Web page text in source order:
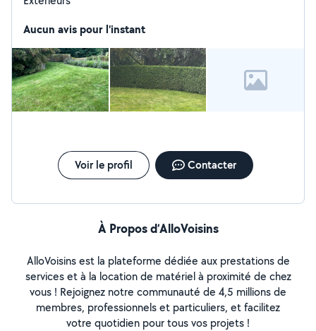
Aucun avis pour l'instant
Voir le profil Contacter
À Propos d’AlloVoisins
AlloVoisins est la plateforme dédiée aux prestations de
services et à la location de matériel à proximité de chez
vous ! Rejoignez notre communauté de 4,5 millions de
membres, professionnels et particuliers, et facilitez
votre quotidien pour tous vos projets !